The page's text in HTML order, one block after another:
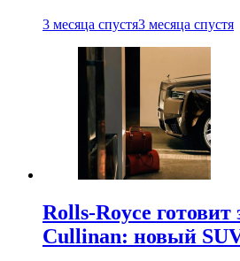
3 месяца спустя3 месяца спустя
Rolls-Royce
Cullinan: новый